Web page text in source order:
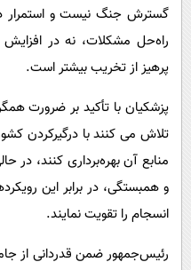
گسترش جنگ نیست و استمرار
راه‌حل مشکلات، نه در
پرهیز از تخریب بیشتر است.
پزشکیان با تأکید بر ضرورت
تلاش می کنند با درگیرکردن
منابع آن بهره‌برداری کنند،
و همبستگی، در برابر این
انسجام را تقویت نمایند.
رئیس‌جمهور ضمن قدردانی از